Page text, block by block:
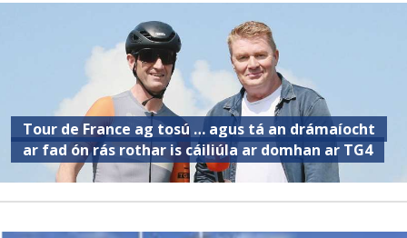
Tour de France ag tosú … agus tá an drámaíocht
ar fad ón rás rothar is cáiliúla ar domhan ar TG4